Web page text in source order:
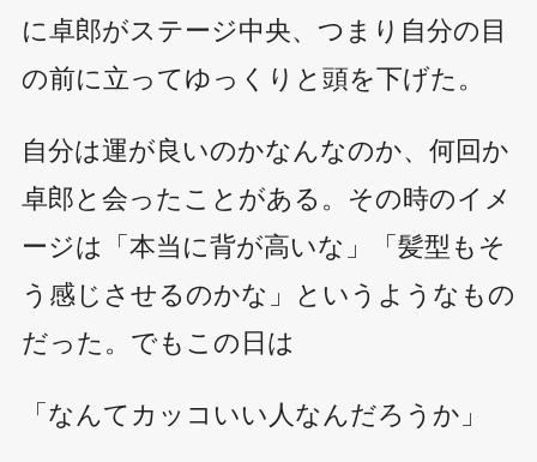
に卓郎がステージ中央、つまり自分の目
の前に立ってゆっくりと頭を下げた。
自分は運が良いのかなんなのか、何回か
卓郎と会ったことがある。その時のイメ
ージは「本当に背が高いな」「髪型もそ
う感じさせるのかな」というようなもの
だった。でもこの日は
「なんてカッコいい人なんだろうか」